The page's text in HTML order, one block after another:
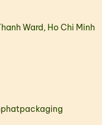
Ward, Ho Chi Minh